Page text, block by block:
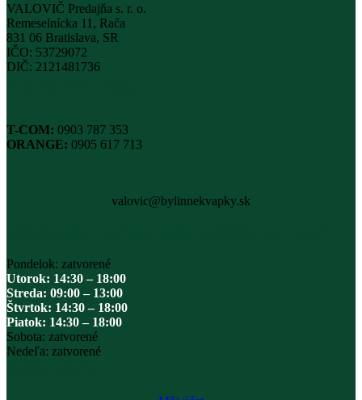
VALOVIČ Predajňa s. r. o.
Remeselnícka 11, Rača
831 06 Bratislava, SR
IČO: 53729072
DIČ: 2121481736
T-COM: 0903 787 353
ORANGE: 0905 617 713
valovic@bylinnekvapky.sk
Pondelok: zatvorené
Utorok: 14:30 – 18:00
Streda: 09:00 – 13:00
Štvrtok: 14:30 – 18:00
Piatok: 14:30 – 18:00
Sobota: zatvorené
Nedeľa: zatvorené